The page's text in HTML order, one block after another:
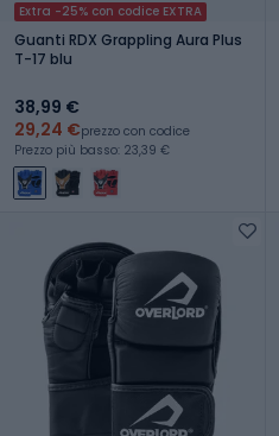
Extra -25% con codice EXTRA
Guanti RDX Grappling Aura Plus
T-17 blu
38,99 €
29,24 €prezzo con codice
Prezzo più basso: 23,39 €